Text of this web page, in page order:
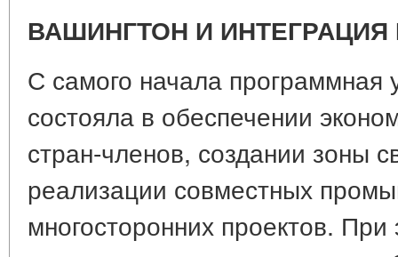
ВАШИНГТОН И
С самого начала программная
состояла в обеспечении
стран-членов, создании зоны
реализации совместных
многосторонних проектов.